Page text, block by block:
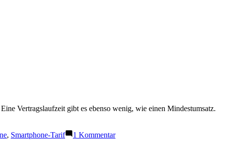
Vertragslaufzeit gibt es ebenso wenig, wie einen Mindestumsatz.
, Smartphone-Tarif 1 Kommentarzu